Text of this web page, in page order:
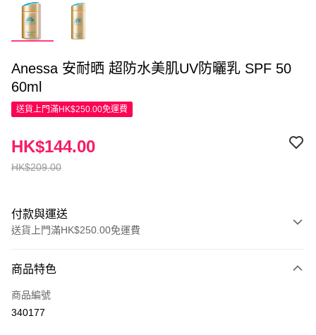
Anessa 安耐晒 超防水美肌UV防曬乳 SPF 50
60ml
送貨上門滿HK$250.00免運費
HK$209.00
HK$144.00
付款與運送
送貨上門滿HK$250.00免運費
信用卡
Apple Pay
商品特色
商品編號
340177